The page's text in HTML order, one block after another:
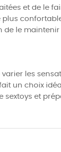
et de le
plus
de le
les
un choix
sextoys et